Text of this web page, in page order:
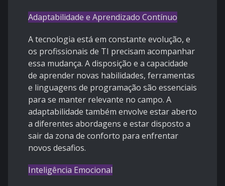
Adaptabilidade e Aprendizado Contínuo
A tecnologia está em constante evolução, e
os profissionais de TI precisam acompanhar
essa mudança. A disposição e a capacidade
de aprender novas habilidades, ferramentas
e linguagens de programação são essenciais
para se manter relevante no campo. A
adaptabilidade também envolve estar aberto
a diferentes abordagens e estar disposto a
sair da zona de conforto para enfrentar
novos desafios.
Inteligência Emocional